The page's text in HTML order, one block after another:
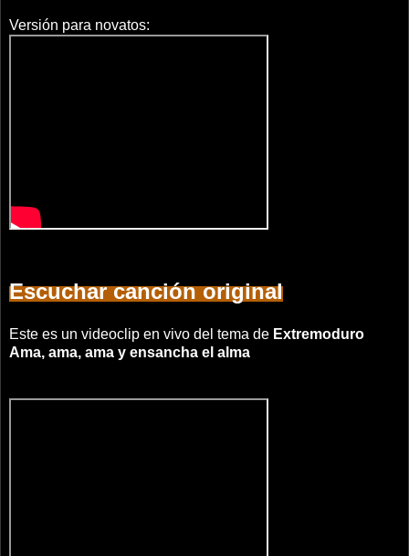
Versión para novatos:
Escuchar canción original
Este es un videoclip en vivo del tema de Extremoduro
Ama, ama, ama y ensancha el alma